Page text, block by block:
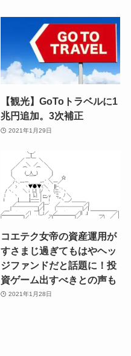
【観光】GoToトラベルに1
兆円追加。3次補正
2021年1月29日
コエテク女帝の資産運用が
すさまじ過ぎてもはやヘッ
ジファンドだと話題に！投
資ゲーム出すべきとの声も
2021年1月28日